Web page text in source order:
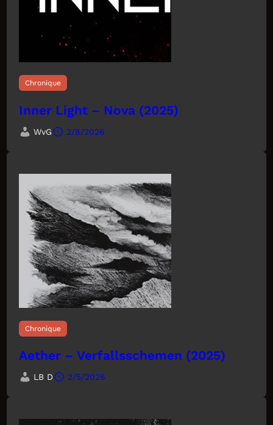
Chronique
Inner Light – Nova (2025)
WvG 2/8/2026
Chronique
Aether – Verfallsschemen (2025)
LB D 2/5/2026